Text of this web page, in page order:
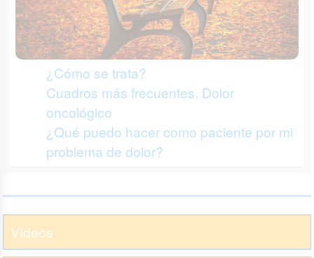
¿Cómo se trata?
Cuadros más frecuentes. Dolor
oncológico
¿Qué puedo hacer como paciente por mi
problema de dolor?
Vídeos